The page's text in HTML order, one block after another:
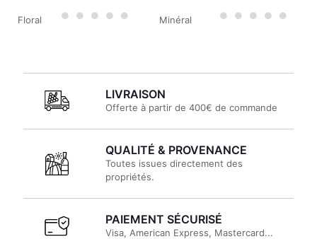
Floral Minéral
LIVRAISON
Offerte à partir de 400€ de commande
QUALITÉ & PROVENANCE
Toutes issues directement des
propriétés.
PAIEMENT SÉCURISÉ
Visa, American Express, Mastercard...